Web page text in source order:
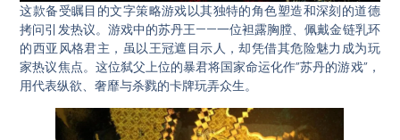
这款备受瞩目的文字策略游戏以其独特的角色塑造和深刻的道德
拷问引发热议。游戏中的苏丹王——一位袒露胸膛、佩戴金链乳环
的西亚风格君主，虽以王冠遮目示人，却凭借其危险魅力成为玩
家热议焦点。这位弑父上位的暴君将国家命运化作”苏丹的游戏”，
用代表纵欲、奢靡与杀戮的卡牌玩弄众生。